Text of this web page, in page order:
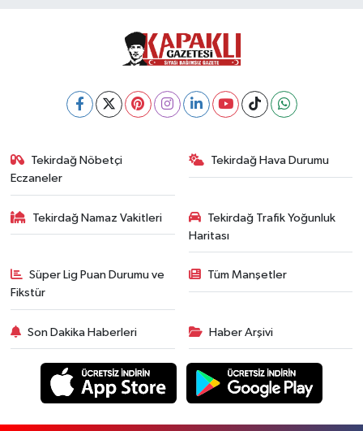
Tekirdağ Nöbetçi
Eczaneler
Tekirdağ Hava Durumu
Tekirdağ Namaz Vakitleri
Tekirdağ Trafik Yoğunluk
Haritası
Süper Lig Puan Durumu ve
Fikstür
Tüm Manşetler
Son Dakika Haberleri Haber Arşivi